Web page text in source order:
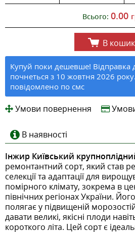
Всього: 0.00
В кошик
Купуй поки дешевше! Відправка
почнеться з 10 жовтня 2026
повідомлено по смс
Умови повернення
В наявності
Інжир Київський
ремонтантний сорт, який став
селекції та адаптації для
помірного клімату, зокрема в
північних регіонах України.
полягає у підвищеній
давати великі, якісні плоди
короткого літа. Цей сорт є